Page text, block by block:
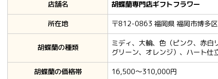
店舗名
胡蝶蘭専門店ギフトフラワー
所在地
〒812-0863 福岡県 福岡市博多
胡蝶蘭の種類
ミディ、大輪、色（ピンク、赤
グリーン、オレンジ）、ハート
胡蝶蘭の価格帯
16,500～310,000円